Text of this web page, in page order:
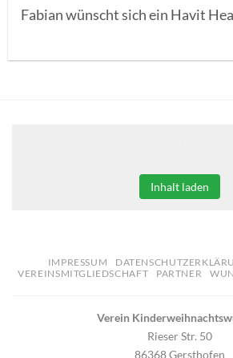
Fabian wünscht sich ein Havit
Inhalt laden
IMPRESSUM
VEREINSMITGLIEDSCHAFT
PARTNER
Verein
Rieser Str. 50
86368 Gersthofen